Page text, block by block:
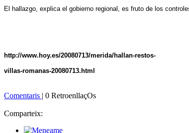
El hallazgo, explica el gobierno regional, es fruto de los
http://www.hoy.es/20080713/merida/hallan-restos-
villas-romanas-20080713.html
Comentaris | 0 RetroenllaçOs
Comparteix: